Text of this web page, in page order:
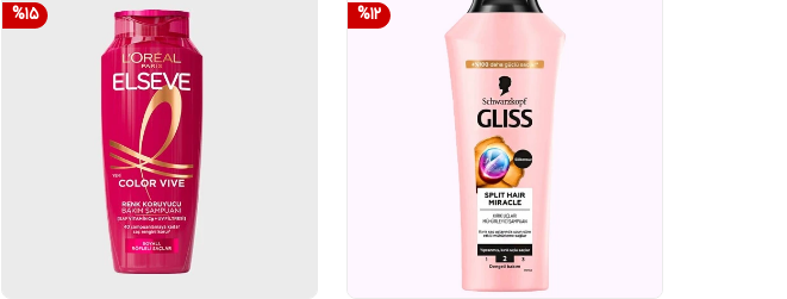
%12
%15